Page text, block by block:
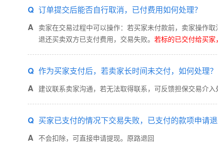
Q 订单提交后能否自行取消，已付费用如何处理？
A 卖家在交易过程中可以操作：若买家未付款前，卖家操作
退还买卖双方已支付费用，交易失败。 若标的已交付给买
Q 作为买家支付后，若卖家长时间未交付，如何处理？
A 建议联系卖家沟通，若无法取得联系，可反馈担保交易介入
Q 买家已支付的情况下交易失败，已支付的款项申请
A 不会扣除，可直接申请提现。原路退回